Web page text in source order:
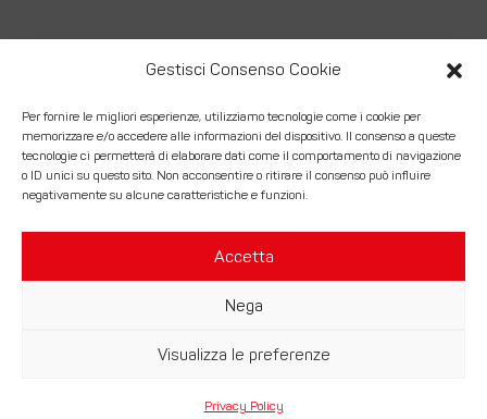
Gestisci Consenso Cookie
Per fornire le migliori esperienze, utilizziamo tecnologie come i cookie per
memorizzare e/o accedere alle informazioni del dispositivo. Il consenso a queste
tecnologie ci permetterà di elaborare dati come il comportamento di navigazione
o ID unici su questo sito. Non acconsentire o ritirare il consenso può influire
negativamente su alcune caratteristiche e funzioni.
Accetta
Nega
Visualizza le preferenze
Privacy Policy
Come lavoriamo
Servizi
02056430164 –Credits